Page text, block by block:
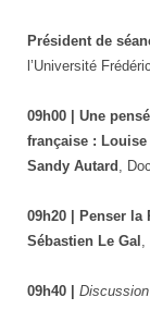
Président de
l’Université
09h00 | Une
française :
Sandy Autard ,
09h20 | Penser
Sébastien Le Gal
09h40 |